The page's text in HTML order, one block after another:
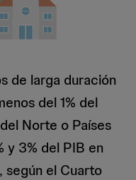
de larga duración
del 1% del
Norte o Países
y 3% del PIB en
según el Cuarto